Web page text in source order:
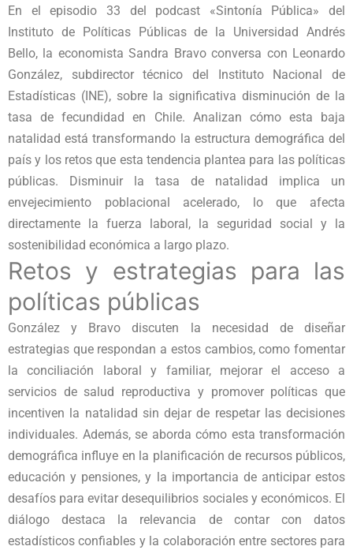
En el episodio 33 del podcast «Sintonía Pública» del
Instituto de Políticas Públicas de la Universidad Andrés
Bello, la economista Sandra Bravo conversa con Leonardo
González, subdirector técnico del Instituto Nacional de
Estadísticas (INE), sobre la significativa disminución de la
tasa de fecundidad en Chile. Analizan cómo esta baja
natalidad está transformando la estructura demográfica del
país y los retos que esta tendencia plantea para las políticas
públicas. Disminuir la tasa de natalidad implica un
envejecimiento poblacional acelerado, lo que afecta
directamente la fuerza laboral, la seguridad social y la
sostenibilidad económica a largo plazo.
Retos y estrategias para las
políticas públicas
González y Bravo discuten la necesidad de diseñar
estrategias que respondan a estos cambios, como fomentar
la conciliación laboral y familiar, mejorar el acceso a
servicios de salud reproductiva y promover políticas que
incentiven la natalidad sin dejar de respetar las decisiones
individuales. Además, se aborda cómo esta transformación
demográfica influye en la planificación de recursos públicos,
educación y pensiones, y la importancia de anticipar estos
desafíos para evitar desequilibrios sociales y económicos. El
diálogo destaca la relevancia de contar con datos
estadísticos confiables y la colaboración entre sectores para